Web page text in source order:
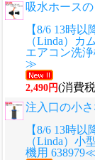
吸水ホース
【8/6 13時
（Linda）カ
エアコン洗
≫
2,490円(消費
注入口の小
【8/6 13時
（Linda）小
機用